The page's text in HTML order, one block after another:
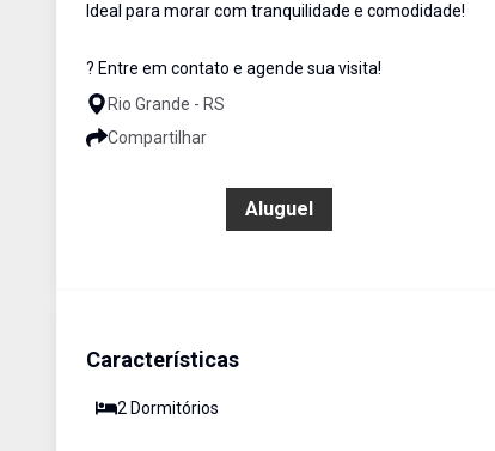
Ideal para morar com tranquilidade e comodidade!
? Entre em contato e agende sua visita!
Rio Grande - RS
Compartilhar
Aluguel
Características
2 Dormitórios